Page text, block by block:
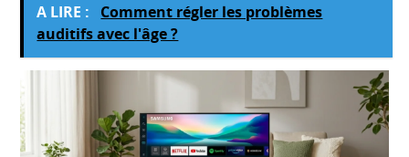
A LIRE :
Comment régler les problèmes
auditifs avec l'âge ?